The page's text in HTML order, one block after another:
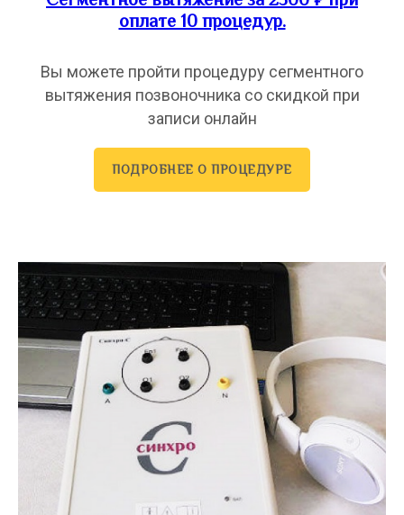
оплате 10 процедур.
Вы можете пройти процедуру сегментного
вытяжения позвоночника со скидкой при
записи онлайн
ПОДРОБНЕЕ О ПРОЦЕДУРЕ